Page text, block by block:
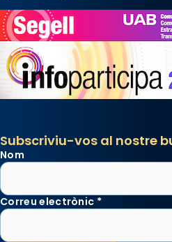
Subscriviu-vos al nostre
Nom
Correu electrònic *